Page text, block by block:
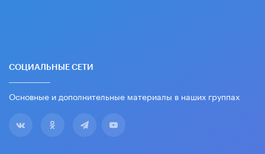
СОЦИАЛЬНЫЕ СЕТИ
Основные и дополнительные материалы в наших группах